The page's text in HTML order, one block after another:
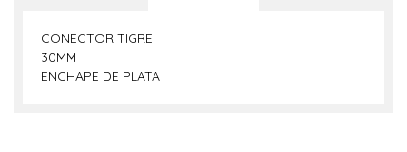
CONECTOR TIGRE
30MM
ENCHAPE DE PLATA